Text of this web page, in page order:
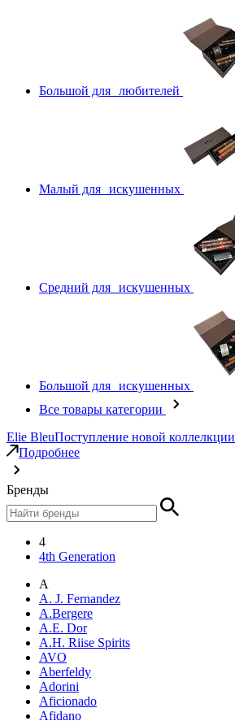
Большой для любителей
Малый для искушенных
Средний для искушенных
Большой для искушенных
Все товары категории
Elie BleuПоступление новой коллелкции
Подробнее
Бренды
4
4th Generation
A
A. J. Fernandez
A.Bergere
A.E. Dor
A.H. Riise Spirits
AVO
Aberfeldy
Adorini
Aficionado
Afidano